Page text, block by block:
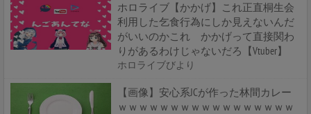
ホロライブ【かかげ】これ正直桐生会
利用した乞食行為にしか見えないんだ
がいいのかこれ かかげって直接関わ
りがあるわけじゃないだろ【Vtuber】
ホロライブびより
【画像】安心系JCが作った林間カレー
ｗｗｗｗｗｗｗｗｗｗｗｗｗｗｗｗｗ